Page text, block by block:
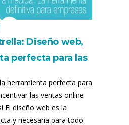
Diseño web,
perfecta para las
herramienta perfecta para
las ventas online
El diseño web es la
y necesaria para todo